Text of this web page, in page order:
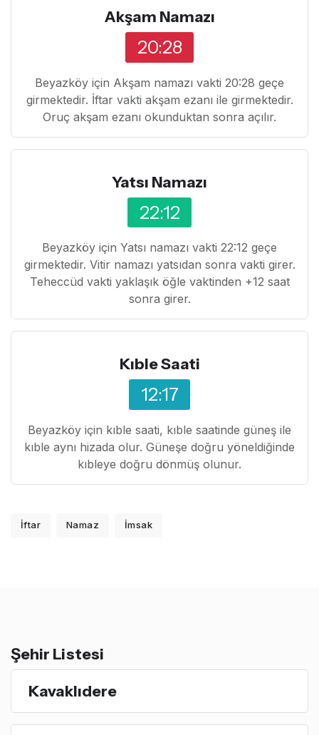
Akşam Namazı
20:28
Beyazköy için Akşam namazı vakti 20:28 geçe
girmektedir. İftar vakti akşam ezanı ile girmektedir.
Oruç akşam ezanı okunduktan sonra açılır.
Yatsı Namazı
22:12
Beyazköy için Yatsı namazı vakti 22:12 geçe
girmektedir. Vitir namazı yatsıdan sonra vakti girer.
Teheccüd vakti yaklaşık öğle vaktinden +12 saat
sonra girer.
Kıble Saati
12:17
Beyazköy için kıble saati, kıble saatinde güneş ile
kıble aynı hizada olur. Güneşe doğru yöneldiğinde
kıbleye doğru dönmüş olunur.
İftar Namaz İmsak
Şehir Listesi
Kavaklıdere